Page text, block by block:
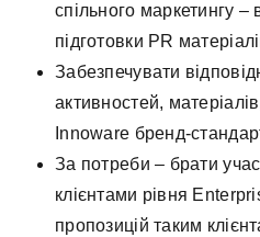
спільного маркетингу –
підготовки PR
Забезпечувати
активностей,
Innoware бренд-
За потреби – брати
клієнтами рівня
пропозицій таким